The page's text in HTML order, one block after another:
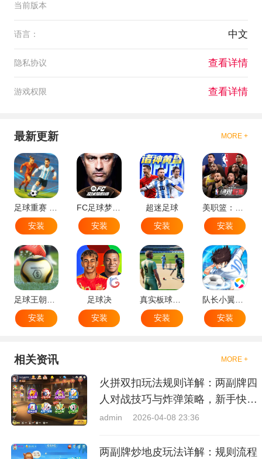
当前版本
语言： 中文
隐私协议 查看详情
游戏权限 查看详情
最新更新 MORE +
安装
安装
超迷足球
安装
安装
安装
足球决
安装
真实板球：棒球游戏
安装
安装
相关资讯 MORE +
火拼双扣玩法规则详解：两副牌四
人对战技巧与炸弹策略，新手快速
上手指南
admin 2026-04-08 23:36
两副牌炒地皮玩法详解：规则流程